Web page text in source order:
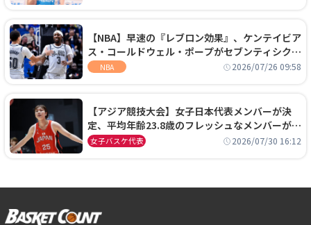
【NBA】早速の『レブロン効果』、ケンテイビア
ス・コールドウェル・ポープがセブンティシクサ
ーズに1年契約で加入
NBA 2026/07/26 09:58
【アジア競技大会】女子日本代表メンバーが決
定、平均年齢23.8歳のフレッシュなメンバーが日
本開催の大舞台で頂点を狙う
女子バスケ代表 2026/07/30 16:12